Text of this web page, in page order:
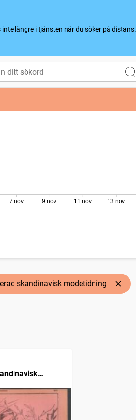
längre i tjänsten när du söker på distans.
7 nov. 9 nov. 11 nov. 13 nov.
skandinavisk modetidning